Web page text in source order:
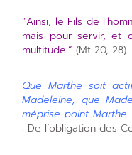
“Ainsi, le Fils de
mais pour servir, et
multitude.” (Mt 20, 28)
Que Marthe soit
Madeleine, que
méprise point
: De l’obligation des